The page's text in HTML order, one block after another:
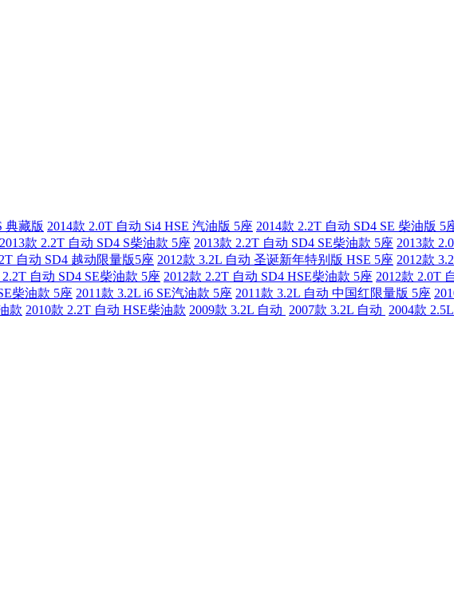
典藏版 2014款 2.0T 自动 Si4 HSE 汽油版 5座 2014款 2.2T 自动 SD4 SE 柴油版 5
2013款 2.2T 自动 SD4 S柴油款 5座 2013款 2.2T 自动 SD4 SE柴油款 5座 2013款
自动 SD4 越动限量版5座 2012款 3.2L 自动 圣诞新年特别版 HSE 5座 2012款
2.2T 自动 SD4 SE柴油款 5座 2012款 2.2T 自动 SD4 HSE柴油款 5座 2012款 2.0T
柴油款 5座 2011款 3.2L i6 SE汽油款 5座 2011款 3.2L 自动 中国红限量版 5座
款 2010款 2.2T 自动 HSE柴油款 2009款 3.2L 自动 2007款 3.2L 自动 2004款